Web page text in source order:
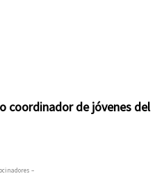
coordinador de jóvenes del
–